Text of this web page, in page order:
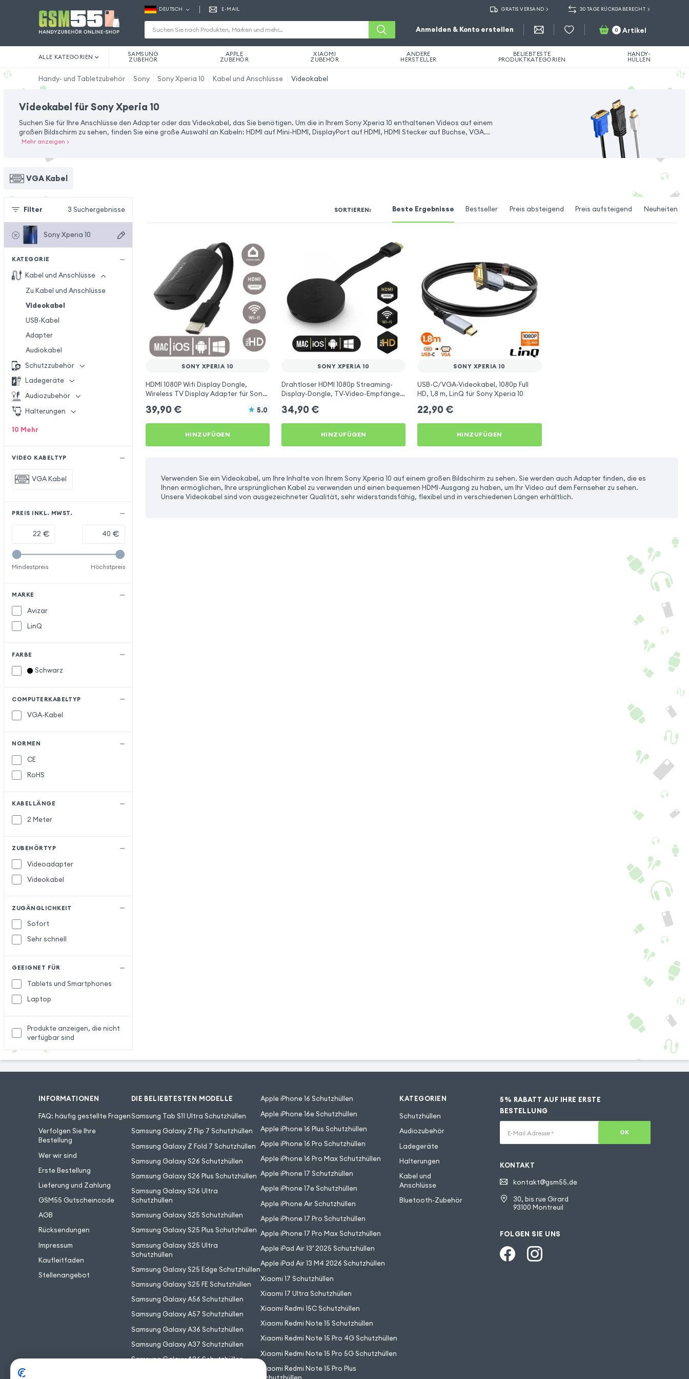
DEUTSCH E-MAIL GRATIS VERSAND 30 TAGE RÜCKGABERECHT
Anmelden & Konto erstellen 0 Artikel
ALLE KATEGORIEN SAMSUNG
ZUBEHÖR
APPLE
ZUBEHÖR
XIAOMI
ZUBEHÖR
ANDERE
HERSTELLER
BELIEBTESTE
PRODUKTKATEGORIEN
HANDY-
HÜLLEN
Handy- und Tabletzubehör Sony Sony Xperia 10 Kabel und Anschlüsse Videokabel
Videokabel für Sony Xperia 10
Suchen Sie für Ihre Anschlüsse den Adapter oder das Videokabel, das Sie benötigen. Um die in Ihrem Sony Xperia 10 enthaltenen Videos auf einem
großen Bildschirm zu sehen, finden Sie eine große Auswahl an Kabeln: HDMI auf Mini-HDMI, DisplayPort auf HDMI, HDMI Stecker auf Buchse, VGA...
Mehr anzeigen >
VGA Kabel
Filter 3 Suchergebnisse
Sony Xperia 10
KATEGORIE
Kabel und Anschlüsse
Zu Kabel und Anschlüsse
Videokabel
USB-Kabel
Adapter
Audiokabel
Schutzzubehör
Ladegeräte
Audiozubehör
Halterungen
10 Mehr
VIDEO KABELTYP
VGA Kabel
PREIS INKL. MWST.
€ €
Mindestpreis Höchstpreis
MARKE
Avizar
LinQ
FARBE
Schwarz
COMPUTERKABELTYP
VGA-Kabel
NORMEN
CE
RoHS
KABELLÄNGE
2 Meter
ZUBEHÖRTYP
Videoadapter
Videokabel
ZUGÄNGLICHKEIT
Sofort
Sehr schnell
GEEIGNET FÜR
Tablets und Smartphones
Laptop
Produkte anzeigen, die nicht
verfügbar sind
SORTIEREN: Beste Ergebnisse Bestseller Preis absteigend Preis aufsteigend Neuheiten
SONY XPERIA 10
HDMI 1080P Wifi Display Dongle,
Wireless TV Display Adapter für Sony
39,90 € 5.0
HINZUFÜGEN
SONY XPERIA 10
Drahtloser HDMI 1080p Streaming-
Display-Dongle, TV-Video-Empfänger
für Sony Xperia 10
34,90 €
HINZUFÜGEN
SONY XPERIA 10
USB-C/VGA-Videokabel, 1080p Full
HD, 1,8 m, LinQ für Sony Xperia 10
22,90 €
HINZUFÜGEN
Verwenden Sie ein Videokabel, um Ihre Inhalte von Ihrem Sony Xperia 10 auf einem großen Bildschirm zu sehen. Sie werden auch Adapter finden, die es
Ihnen ermöglichen, Ihre ursprünglichen Kabel zu verwenden und einen bequemen HDMI-Ausgang zu haben, um Ihr Video auf dem Fernseher zu sehen.
Unsere Videokabel sind von ausgezeichneter Qualität, sehr widerstandsfähig, flexibel und in verschiedenen Längen erhältlich.
INFORMATIONEN
FAQ: häufig gestellte Fragen
Verfolgen Sie Ihre
Bestellung
Wer wir sind
Erste Bestellung
Lieferung und Zahlung
GSM55 Gutscheincode
AGB
Rücksendungen
Impressum
Kaufleitfaden
Stellenangebot
DIE BELIEBTESTEN MODELLE
Samsung Tab S11 Ultra Schutzhüllen
Samsung Galaxy Z Flip 7 Schutzhüllen
Samsung Galaxy Z Fold 7 Schutzhüllen
Samsung Galaxy S26 Schutzhüllen
Samsung Galaxy S26 Plus Schutzhüllen
Samsung Galaxy S26 Ultra
Schutzhüllen
Samsung Galaxy S25 Schutzhüllen
Samsung Galaxy S25 Plus Schutzhüllen
Samsung Galaxy S25 Ultra
Schutzhüllen
Samsung Galaxy S25 Edge Schutzhüllen
Samsung Galaxy S25 FE Schutzhüllen
Samsung Galaxy A56 Schutzhüllen
Samsung Galaxy A57 Schutzhüllen
Samsung Galaxy A36 Schutzhüllen
Samsung Galaxy A37 Schutzhüllen
Samsung Galaxy A26 Schutzhüllen
Apple iPhone 16 Schutzhüllen
Apple iPhone 16e Schutzhüllen
Apple iPhone 16 Plus Schutzhüllen
Apple iPhone 16 Pro Schutzhüllen
Apple iPhone 16 Pro Max Schutzhüllen
Apple iPhone 17 Schutzhüllen
Apple iPhone 17e Schutzhüllen
Apple iPhone Air Schutzhüllen
Apple iPhone 17 Pro Schutzhüllen
Apple iPhone 17 Pro Max Schutzhüllen
Apple iPad Air 13’ 2025 Schutzhüllen
Apple iPad Air 13 M4 2026 Schutzhüllen
Xiaomi 17 Schutzhüllen
Xiaomi 17 Ultra Schutzhüllen
Xiaomi Redmi 15C Schutzhüllen
Xiaomi Redmi Note 15 Schutzhüllen
Xiaomi Redmi Note 15 Pro 4G Schutzhüllen
Xiaomi Redmi Note 15 Pro 5G Schutzhüllen
Xiaomi Redmi Note 15 Pro Plus
KATEGORIEN
Schutzhüllen
Audiozubehör
Ladegeräte
Halterungen
Kabel und
Anschlüsse
Bluetooth-Zubehör
5% RABATT AUF IHRE ERSTE
BESTELLUNG
E-Mail Adresse * OK
KONTAKT
kontakt@gsm55.de
30, bis rue Girard
93100 Montreuil
FOLGEN SIE UNS